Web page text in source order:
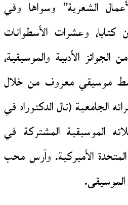
الشعرية” وسواها وفي
وعشرات الأسطوانات
الجوائز الأدبية والموسيقية،
موسيقي معروف من خلال
الجامعية (نال الدكتوراه في
الموسيقية المشتركة في
المتحدة الأميركية. وآرس محب